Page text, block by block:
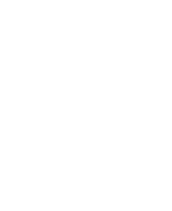
und Realität zu
etwas Echtes mit Will,
einen großen
Liebesgeschichte
Detail liebe. « SPIEGEL-
voneinander lesbar.